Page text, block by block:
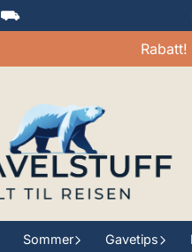
⛟
Rabatt!
Sommer Gavetips